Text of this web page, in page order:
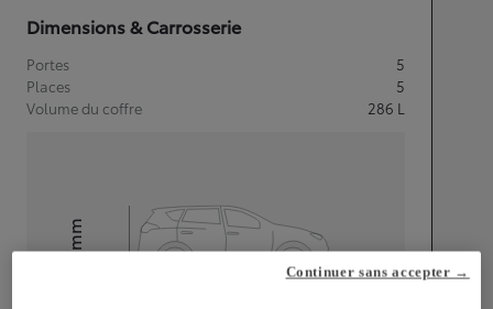
Dimensions & Carrosserie
Portes
5
Places
5
Volume du coffre
286 L
mm
Continuer sans accepter →